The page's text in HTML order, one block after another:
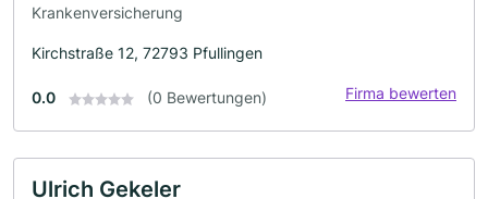
Krankenversicherung
Kirchstraße 12, 72793 Pfullingen
0.0 (0 Bewertungen) Firma bewerten
Ulrich Gekeler